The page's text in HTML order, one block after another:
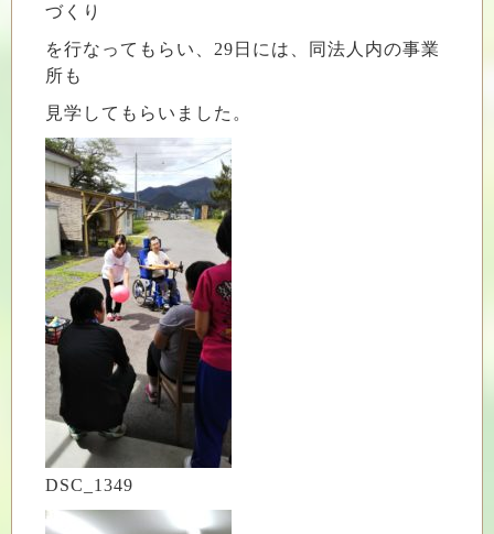
づくり
を行なってもらい、29日には、同法人内の事業
所も
見学してもらいました。
DSC_1349